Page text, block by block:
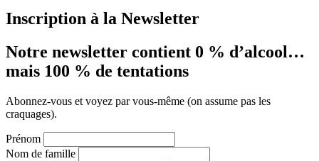
Inscription à la Newsletter
Notre newsletter contient 0 % d’alcool…
mais 100 % de tentations
Abonnez-vous et voyez par vous-même (on assume pas les
craquages).
Prénom
Nom de famille